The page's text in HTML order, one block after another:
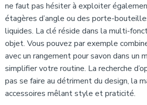
ne faut pas hésiter à exploiter
étagères d’angle ou des porte-
liquides. La clé réside dans la multi-
objet. Vous pouvez par exemple
avec un rangement pour savon dans un
simplifier votre routine. La recherche
pas se faire au détriment du design, la
accessoires mêlant style et praticité.